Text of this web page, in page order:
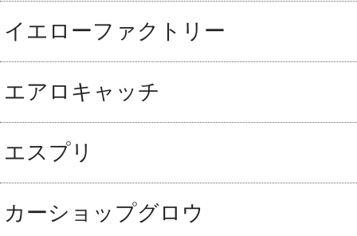
イエローファクトリー
エアロキャッチ
エスプリ
カーショップグロウ